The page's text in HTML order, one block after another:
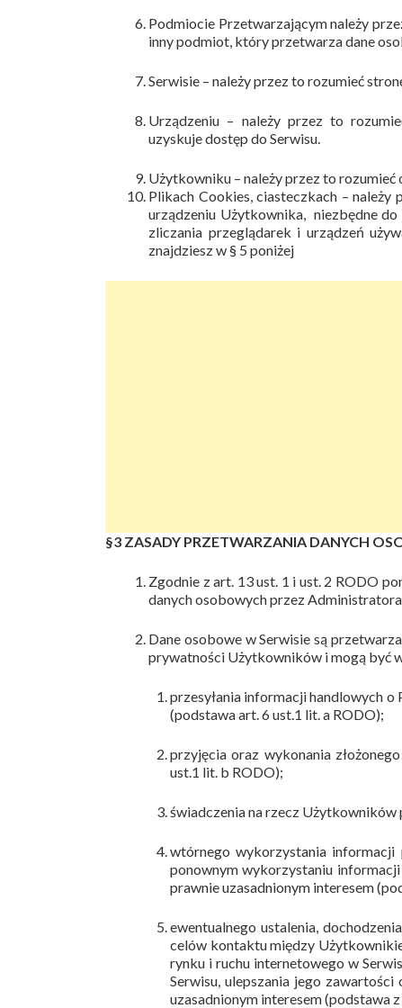
Podmiocie Przetwarzającym należy
inny podmiot, który przetwarza dane
Serwisie – należy przez to rozumieć
Urządzeniu – należy przez to
uzyskuje dostęp do Serwisu.
Użytkowniku – należy przez to rozumieć
Plikach Cookies, ciasteczkach – należy
urządzeniu Użytkownika, niezbędne
zliczania przeglądarek i urządzeń
znajdziesz w § 5 poniżej
§3 ZASADY PRZETWARZANIA DANYCH
Zgodnie z art. 13 ust. 1 i ust. 2 RODO
danych osobowych przez
Dane osobowe w Serwisie są
prywatności Użytkowników i mogą być
przesyłania informacji handlowych
(podstawa art. 6 ust.1 lit. a RODO);
przyjęcia oraz wykonania
ust.1 lit. b RODO);
świadczenia na rzecz Użytkowników
wtórnego wykorzystania
ponownym wykorzystaniu
prawnie uzasadnionym interesem
ewentualnego ustalenia,
celów kontaktu między
rynku i ruchu internetowego w
Serwisu, ulepszania jego
uzasadnionym interesem (podstawa